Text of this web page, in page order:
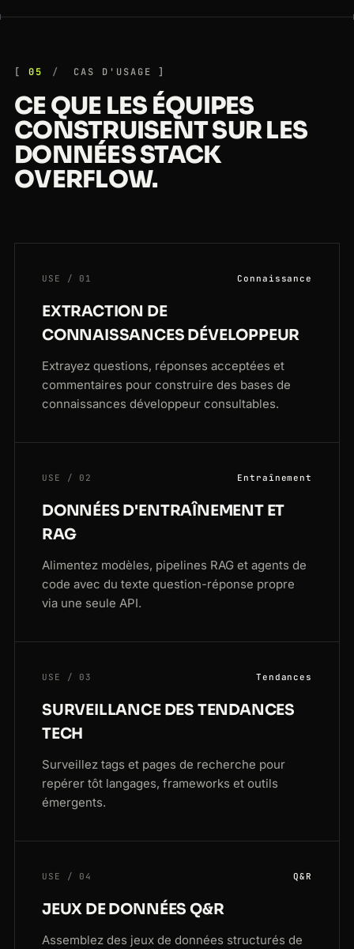
05 CAS D'USAGE
CE QUE LES ÉQUIPES
CONSTRUISENT SUR LES
DONNÉES STACK
OVERFLOW.
USE / 01 Connaissance
EXTRACTION DE
CONNAISSANCES DÉVELOPPEUR
Extrayez questions, réponses acceptées et
commentaires pour construire des bases de
connaissances développeur consultables.
USE / 02 Entraînement
DONNÉES D'ENTRAÎNEMENT ET
RAG
Alimentez modèles, pipelines RAG et agents de
code avec du texte question-réponse propre
via une seule API.
USE / 03 Tendances
SURVEILLANCE DES TENDANCES
TECH
Surveillez tags et pages de recherche pour
repérer tôt langages, frameworks et outils
émergents.
USE / 04 Q&R
JEUX DE DONNÉES Q&R
Assemblez des jeux de données structurés de